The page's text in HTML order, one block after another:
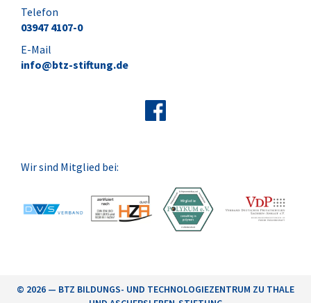
Telefon
03947 4107-0
E-Mail
info@btz-stiftung.de
Wir sind Mitglied bei:
© 2026 — BTZ BILDUNGS- UND TECHNOLOGIEZENTRUM ZU THALE